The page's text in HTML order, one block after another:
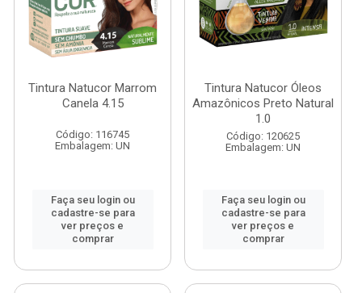
Tintura Natucor Marrom
Canela 4.15
Código: 116745
Embalagem: UN
Faça seu login ou
cadastre-se para
ver preços e
comprar
Tintura Natucor Óleos
Amazônicos Preto Natural
1.0
Código: 120625
Embalagem: UN
Faça seu login ou
cadastre-se para
ver preços e
comprar